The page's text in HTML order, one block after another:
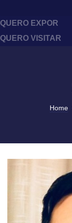
QUERO EXPOR
QUERO VISITAR
Home